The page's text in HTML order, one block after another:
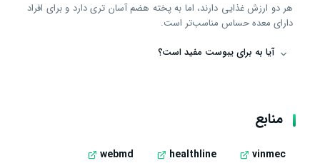
هر دو ارزش غذایی دارند، اما به پخته هضم آسان ‌تری دارد و برای افراد
دارای معده حساس مناسب‌تر است.
آیا به برای یبوست مفید است؟
منابع
vinmec
healthline
webmd